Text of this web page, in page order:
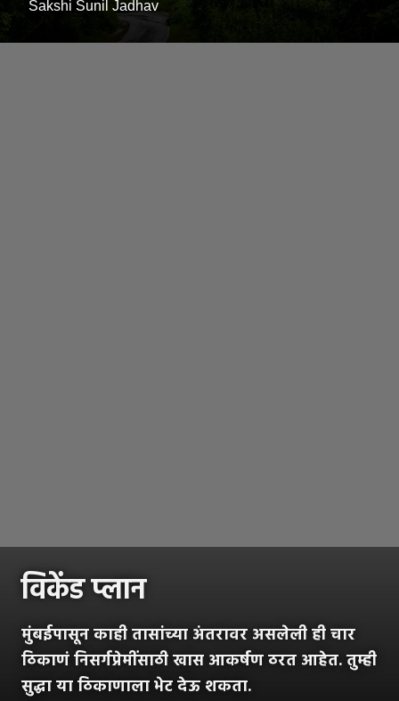
Sakshi Sunil Jadhav
विकेंड प्लान
मुंबईपासून काही तासांच्या अंतरावर असलेली ही चार
ठिकाणं निसर्गप्रेमींसाठी खास आकर्षण ठरत आहेत. तुम्ही
सुद्धा या ठिकाणाला भेट देऊ शकता.